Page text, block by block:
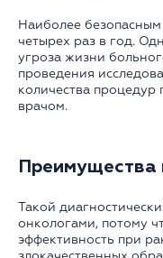
Наиболее
четырех раз в год.
угроза жизни
проведения
количества процедур
врачом.
Преимущества
Такой
онкологами, потому
эффективность при